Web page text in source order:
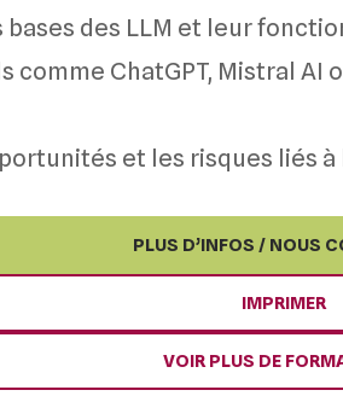
bases des LLM et leur
comme ChatGPT, Mistral AI
et les risques liés à
PLUS D’INFOS / NOUS
IMPRIMER
VOIR PLUS DE